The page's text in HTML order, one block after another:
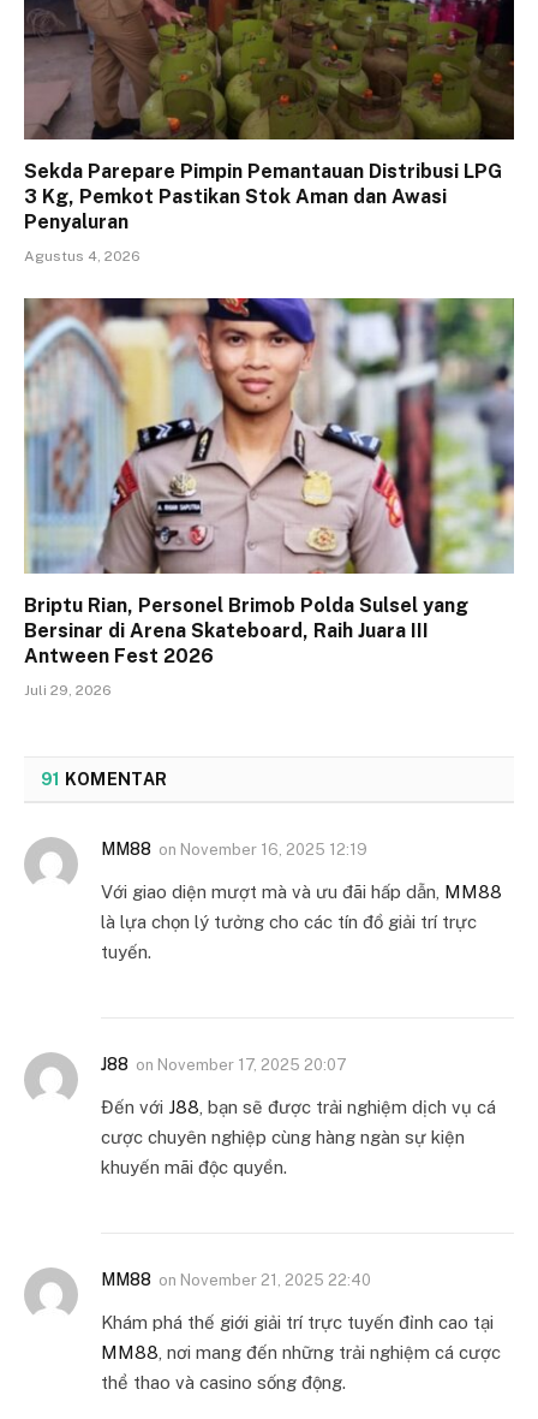
Sekda Parepare Pimpin Pemantauan Distribusi LPG
3 Kg, Pemkot Pastikan Stok Aman dan Awasi
Penyaluran
Agustus 4, 2026
Briptu Rian, Personel Brimob Polda Sulsel yang
Bersinar di Arena Skateboard, Raih Juara III
Antween Fest 2026
Juli 29, 2026
91 KOMENTAR
MM88 on November 16, 2025 12:19
Với giao diện mượt mà và ưu đãi hấp dẫn, MM88
là lựa chọn lý tưởng cho các tín đồ giải trí trực
tuyến.
J88 on November 17, 2025 20:07
Đến với J88 , bạn sẽ được trải nghiệm dịch vụ cá
cược chuyên nghiệp cùng hàng ngàn sự kiện
khuyến mãi độc quyền.
MM88 on November 21, 2025 22:40
Khám phá thế giới giải trí trực tuyến đỉnh cao tại
MM88 , nơi mang đến những trải nghiệm cá cược
thể thao và casino sống động.